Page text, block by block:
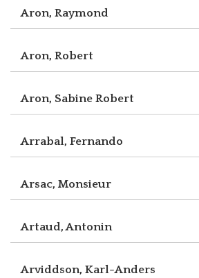
Aron, Raymond
Aron, Robert
Aron, Sabine Robert
Arrabal, Fernando
Arsac, Monsieur
Artaud, Antonin
Arviddson, Karl-Anders